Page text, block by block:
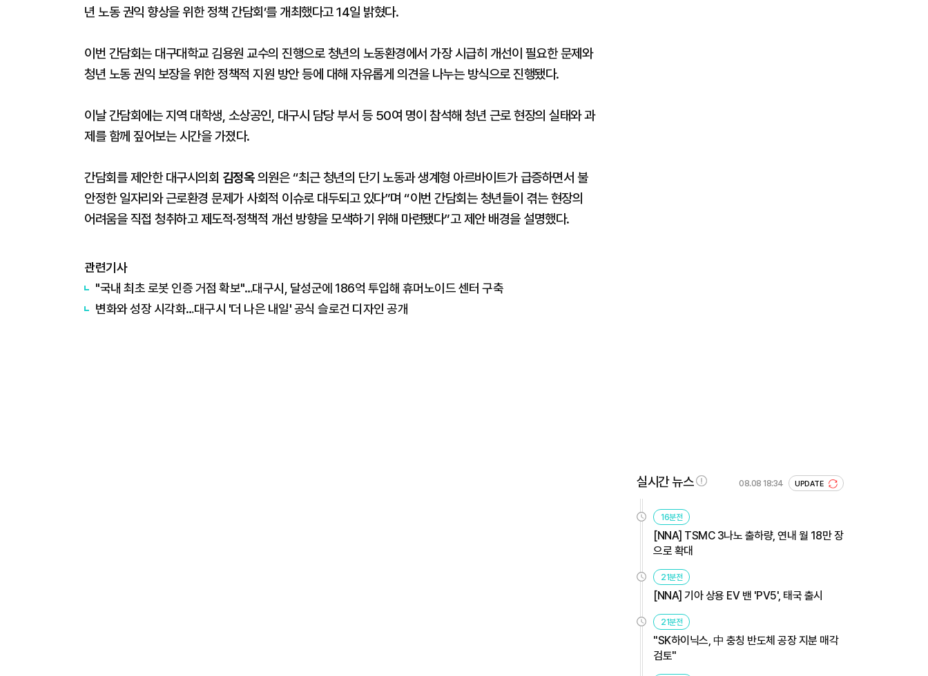
년 노동 권익 향상을 위한 정책 간담회’를 개최했다고 14일 밝혔다.
이번 간담회는 대구대학교 김용원 교수의 진행으로 청년의 노동환경에서 가장 시급히 개선이 필요한 문제와
청년 노동 권익 보장을 위한 정책적 지원 방안 등에 대해 자유롭게 의견을 나누는 방식으로 진행됐다.
이날 간담회에는 지역 대학생, 소상공인, 대구시 담당 부서 등 50여 명이 참석해 청년 근로 현장의 실태와 과
제를 함께 짚어보는 시간을 가졌다.
간담회를 제안한 대구시의회 김정옥의원은 “최근 청년의 단기 노동과 생계형 아르바이트가 급증하면서 불
안정한 일자리와 근로환경 문제가 사회적 이슈로 대두되고 있다”며 “이번 간담회는 청년들이 겪는 현장의
어려움을 직접 청취하고 제도적·정책적 개선 방향을 모색하기 위해 마련됐다”고 제안 배경을 설명했다.
관련기사
"국내 최초 로봇 인증 거점 확보"…대구시, 달성군에 186억 투입해 휴머노이드 센터 구축
변화와 성장 시각화…대구시 '더 나은 내일' 공식 슬로건 디자인 공개
실시간 뉴스 08.08 18:34 UPDATE
16분전
[NNA] TSMC 3나노 출하량, 연내 월 18만 장
으로 확대
21분전
[NNA] 기아 상용 EV 밴 'PV5', 태국 출시
21분전
"SK하이닉스, 中 충칭 반도체 공장 지분 매각
검토"